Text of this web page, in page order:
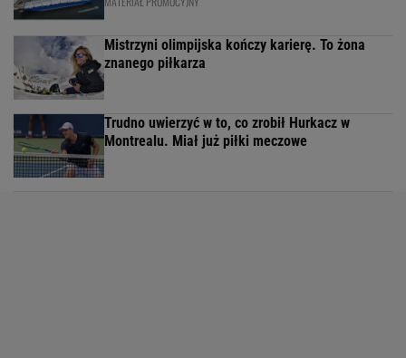
Mistrzyni olimpijska kończy karierę. To żona
znanego piłkarza
Trudno uwierzyć w to, co zrobił Hurkacz w
Montrealu. Miał już piłki meczowe